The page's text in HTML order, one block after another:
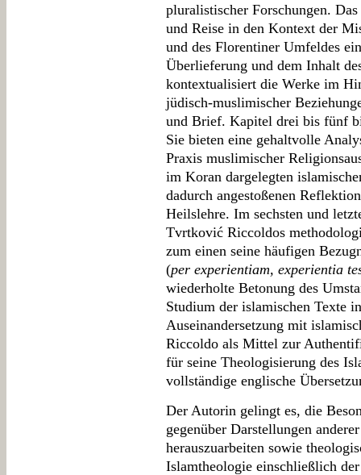
pluralistischer Forschungen.
und Reise in den Kontext der
und des Florentiner Umfeldes
Überlieferung und dem Inhalt
kontextualisiert die Werke im
jüdisch-muslimischer
und Brief. Kapitel drei bis fünf
Sie bieten eine gehaltvolle
Praxis muslimischer
im Koran dargelegten
dadurch angestoßenen
Heilslehre. Im sechsten und
Tvrtković Riccoldos
zum einen seine häufigen
(per experientiam, experientia
wiederholte Betonung des
Studium der islamischen Texte
Auseinandersetzung mit
Riccoldo als Mittel zur
für seine Theologisierung des
vollständige englische
Der Autorin gelingt es, die
gegenüber Darstellungen
herauszuarbeiten sowie
Islamtheologie einschließlich